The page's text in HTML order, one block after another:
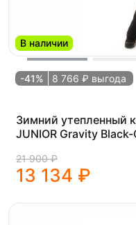
В наличии
-41% 8 766 ₽ выгода
Зимний утепленный
JUNIOR Gravity
21 900 ₽
13 134 ₽